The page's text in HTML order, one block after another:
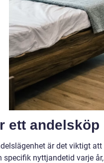
ett andelsköp
är det viktigt
specifik nyttjandetid varje